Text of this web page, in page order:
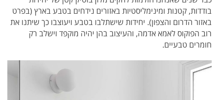
בודדות, קטנות ומינימליסטיות באזורים נידחים בטבע בארץ (בפרט
באזור הדרום והצפון). יחידות שישתלבו בטבע ויעוצבו כך שיתנו את
רוב הפוקוס לאמא אדמה, והעיצוב בהן יהיה מוקפד וישלב רק
חומרים טבעיים.